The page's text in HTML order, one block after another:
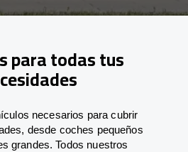
para todas tus
necesarios para cubrir
desde coches pequeños
grandes. Todos nuestros